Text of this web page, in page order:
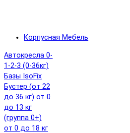
Корпусная Мебель
Автокресла 0-
1-2-3 (0-36кг)
Базы IsoFix
Бустер (от 22
до 36 кг) от 0
до 13 кг
(группа 0+)
от 0 до 18 кг